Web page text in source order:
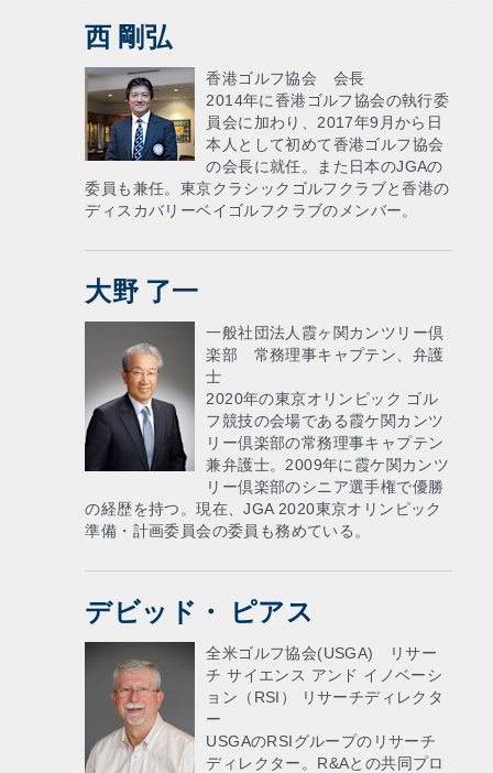
西 剛弘
香港ゴルフ協会 会長
2014年に香港ゴルフ協会の執行委
員会に加わり、2017年9月から日
本人として初めて香港ゴルフ協会
の会長に就任。また日本のJGAの
委員も兼任。東京クラシックゴルフクラブと香港の
ディスカバリーベイゴルフクラブのメンバー。
大野 了一
一般社団法人霞ヶ関カンツリー倶
楽部 常務理事キャプテン、弁護
士
2020年の東京オリンピック ゴル
フ競技の会場である霞ケ関カンツ
リー倶楽部の常務理事キャプテン
兼弁護士。2009年に霞ケ関カンツ
リー倶楽部のシニア選手権で優勝
の経歴を持つ。現在、JGA 2020東京オリンピック
準備・計画委員会の委員も務めている。
デビッド・ ピアス
全米ゴルフ協会(USGA) リサー
チ サイエンス アンド イノベーシ
ョン（RSI） リサーチディレクタ
ー
USGAのRSIグループのリサーチ
ディレクター。R&Aとの共同プロ